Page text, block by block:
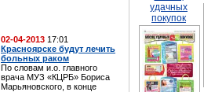
02-04-2013 17:01
Красноярске будут лечить
больных раком
По словам и.о. главного
врача МУЗ «КЦРБ» Бориса
Марьяновского, в конце
удачных
покупок